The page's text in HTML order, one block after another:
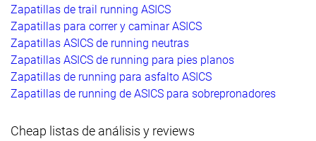
Zapatillas de trail running ASICS
Zapatillas para correr y caminar ASICS
Zapatillas ASICS de running neutras
Zapatillas ASICS de running para pies planos
Zapatillas de running para asfalto ASICS
Zapatillas de running de ASICS para sobrepronadores
Cheap listas de análisis y reviews